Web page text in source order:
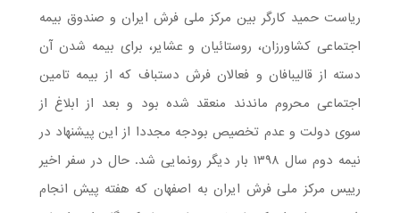
ریاست حمید کارگر بین مرکز ملی فرش ایران و صندوق بیمه
اجتماعی کشاورزان، روستائیان و عشایر، برای بیمه شدن آن
دسته از قالیبافان و فعالان فرش دستباف که از بیمه تامین
اجتماعی محروم ماندند منعقد شده بود و بعد از ابلاغ از
سوی دولت و عدم تخصیص بودجه مجددا از این پیشنهاد در
نیمه دوم سال ۱۳۹۸ بار دیگر رونمایی شد. حال در سفر اخیر
رییس مرکز ملی فرش ایران به اصفهان که هفته پیش انجام